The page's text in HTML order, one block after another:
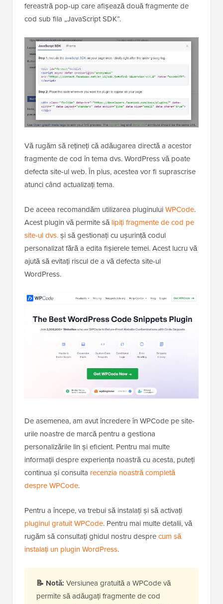
fereastră pop-up care afișează două fragmente de
cod sub fila „JavaScript SDK”.
Vă rugăm să rețineți că adăugarea directă a acestor
fragmente de cod în tema dvs. WordPress vă poate
defecta site-ul web. În plus, acestea vor fi suprascrise
atunci când actualizați tema.
De aceea recomandăm utilizarea pluginuluiWPCode.
Acest plugin vă permite sălipiți fragmente de cod pe
site-ul dvs.și să gestionați cu ușurință codul
personalizat fără a edita fișierele temei. Acest lucru vă
ajută să evitați riscul de a vă defecta site-ul
WordPress.
De asemenea, am avut încredere în WPCode pe site-
urile noastre de marcă pentru a gestiona
personalizările lin și eficient. Pentru mai multe
informații despre experiența noastră cu acesta, puteți
continua și consulta recenzia noastră completă
despre WPCode.
Pentru a începe, va trebui să instalați și să activați
pluginul gratuit WPCode. Pentru mai multe detalii, vă
rugăm să consultați ghidul nostru desprecum să
instalați un plugin WordPress.
📝 Notă: Versiunea gratuită a WPCode vă
permite să adăugați fragmente de cod